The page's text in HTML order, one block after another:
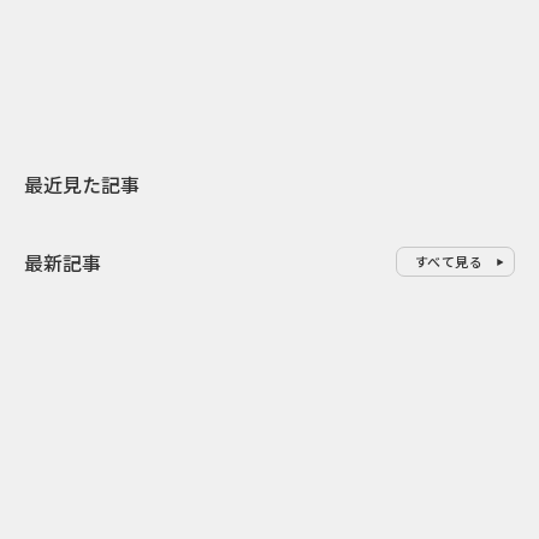
最近見た記事
最新記事 すべて見る